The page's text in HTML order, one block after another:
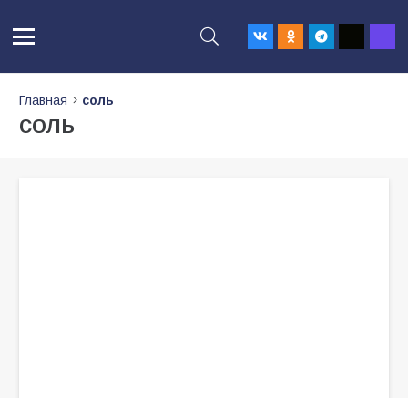
Главная соль
соль